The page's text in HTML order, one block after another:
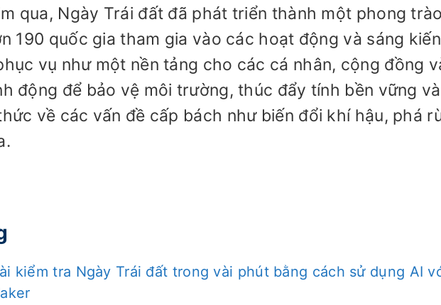
qua, Ngày Trái đất đã phát triển thành một phong
190 quốc gia tham gia vào các hoạt động và sáng
vụ như một nền tảng cho các cá nhân, cộng đồng
động để bảo vệ môi trường, thúc đẩy tính bền vững và
về các vấn đề cấp bách như biến đổi khí hậu, phá
kiểm tra Ngày Trái đất trong vài phút bằng cách sử dụng AI